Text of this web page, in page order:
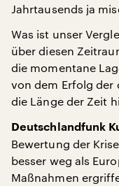
Jahrtausends ja
Was ist unser
über diesen
die momentane
von dem Erfolg
die Länge der Zeit
Deutschlandfunk
Bewertung der
besser weg als
Maßnahmen